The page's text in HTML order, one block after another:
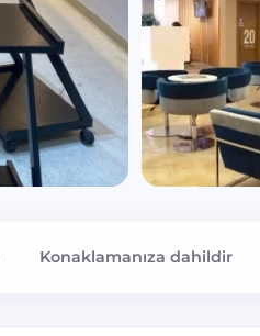
Konaklamanıza dahildir